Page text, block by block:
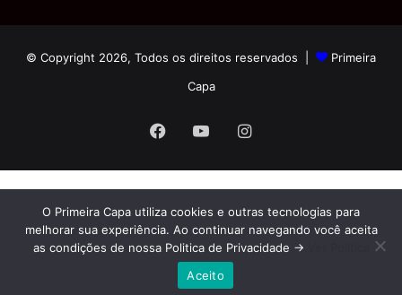
© Copyright 2026, Todos os direitos reservados |
Primeira
Capa
Facebook
YouTubeInstagram
O Primeira Capa utiliza cookies e outras tecnologias para
melhorar sua experiência. Ao continuar navegando você aceita
as condições de nossa Politica de Privacidade ->
Aceito